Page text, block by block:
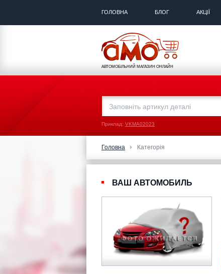
ГОЛОВНА БЛОГ АКЦІЇ
АВТОМОБІЛЬНИЙ МАГАЗИН ОНЛАЙН
Приклад: VKMA02023
Головна Категорія
ВАШ АВТОМОБИЛЬ